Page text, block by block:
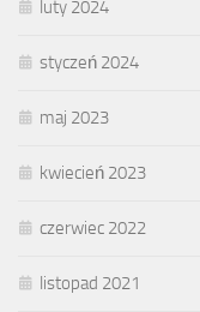
luty 2024
styczeń 2024
maj 2023
kwiecień 2023
czerwiec 2022
listopad 2021